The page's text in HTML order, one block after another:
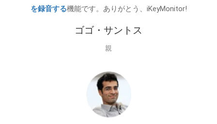
を録音する機能です。ありがとう、iKeyMonitor!
ゴゴ・サントス
親